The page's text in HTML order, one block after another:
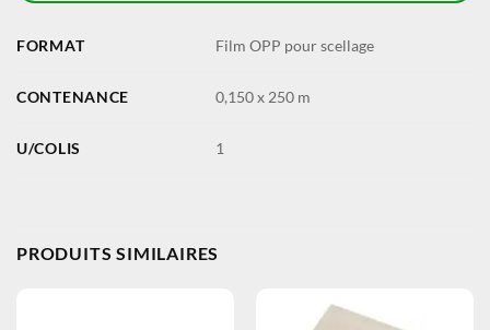
FORMAT Film OPP pour scellage
CONTENANCE 0,150 x 250 m
U/COLIS 1
PRODUITS SIMILAIRES